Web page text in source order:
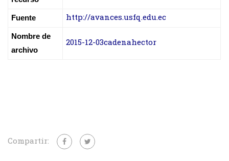
Fuente http://avances.usfq.edu.ec
Nombre de
archivo
2015-12-03cadenahector
Compartir: